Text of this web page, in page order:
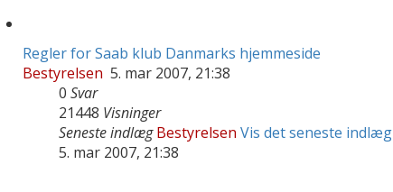
Regler for Saab klub Danmarks hjemmeside
Bestyrelsen 5. mar 2007, 21:38
0 Svar
21448 Visninger
Seneste indlægBestyrelsen Vis det seneste indlæg
5. mar 2007, 21:38